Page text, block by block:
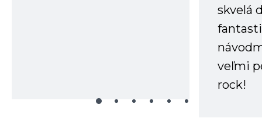
skvelá
veľmi
rock!